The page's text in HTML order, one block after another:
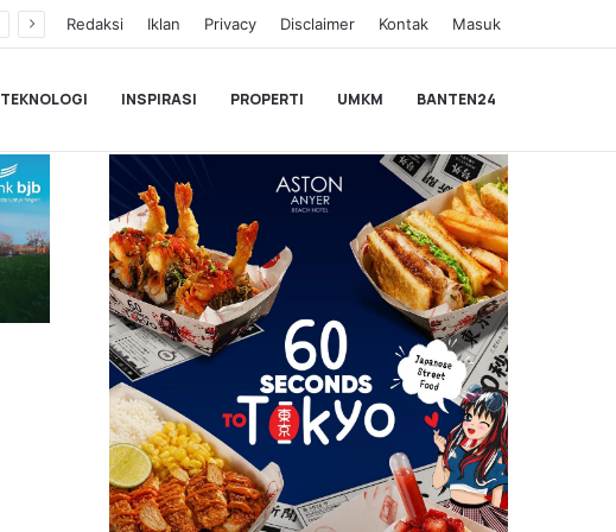
Redaksi Iklan Privacy Disclaimer Kontak Masuk
TEKNOLOGI INSPIRASI PROPERTI UMKM BANTEN24